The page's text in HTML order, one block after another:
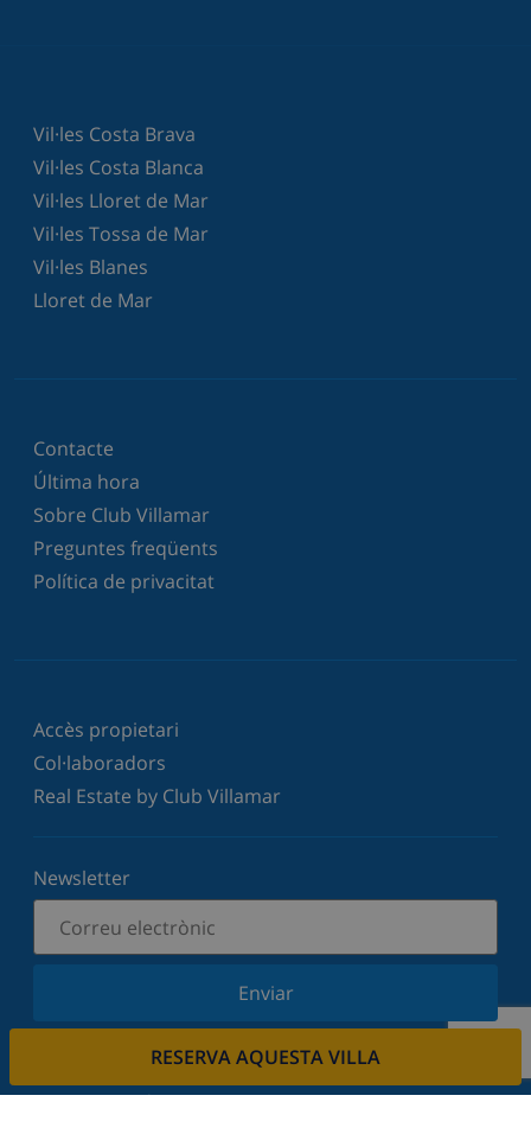
RESERVA AQUESTA VILLA
Vil·les Costa Brava
Vil·les Costa Blanca
Vil·les Lloret de Mar
Vil·les Tossa de Mar
Vil·les Blanes
Lloret de Mar
Contacte
Última hora
Sobre Club Villamar
Preguntes freqüents
Política de privacitat
Accès propietari
Col·laboradors
Real Estate by Club Villamar
Newsletter
Enviar
Subscriu-vos al nostre butlletí i estigues informat
de les últimes novetats i ofertes. Respectem la
vostra privadesa.